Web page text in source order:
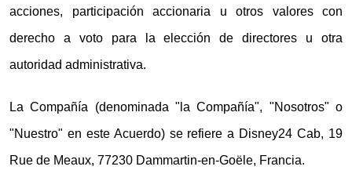
acciones, participación accionaria u otros valores con
derecho a voto para la elección de directores u otra
autoridad administrativa.
La Compañía (denominada "la Compañía", "Nosotros" o
"Nuestro" en este Acuerdo) se refiere a Disney24 Cab, 19
Rue de Meaux, 77230 Dammartin-en-Goële, Francia.